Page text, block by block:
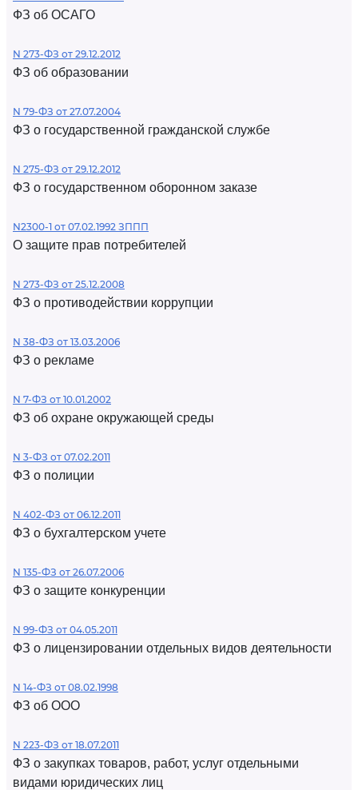
ФЗ об ОСАГО
N 273-ФЗ от 29.12.2012
ФЗ об образовании
N 79-ФЗ от 27.07.2004
ФЗ о государственной гражданской службе
N 275-ФЗ от 29.12.2012
ФЗ о государственном оборонном заказе
N2300-1 от 07.02.1992 ЗППП
О защите прав потребителей
N 273-ФЗ от 25.12.2008
ФЗ о противодействии коррупции
N 38-ФЗ от 13.03.2006
ФЗ о рекламе
N 7-ФЗ от 10.01.2002
ФЗ об охране окружающей среды
N 3-ФЗ от 07.02.2011
ФЗ о полиции
N 402-ФЗ от 06.12.2011
ФЗ о бухгалтерском учете
N 135-ФЗ от 26.07.2006
ФЗ о защите конкуренции
N 99-ФЗ от 04.05.2011
ФЗ о лицензировании отдельных видов деятельности
N 14-ФЗ от 08.02.1998
ФЗ об ООО
N 223-ФЗ от 18.07.2011
ФЗ о закупках товаров, работ, услуг отдельными
видами юридических лиц